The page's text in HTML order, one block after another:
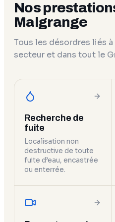
Nos
Malgrange
Tous les désordres liés à
secteur et dans tout le
Recherche de
fuite
Localisation non
destructive de toute
fuite d’eau, encastrée
ou enterrée.